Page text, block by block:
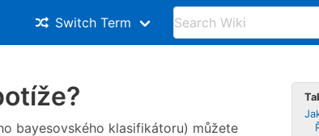
Switch Term
bayesovského klasifikátoru) můžete